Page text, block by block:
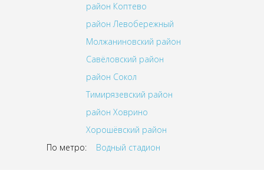
район Коптево
район Левобережный
Молжаниновский район
Савёловский район
район Сокол
Тимирязевский район
район Ховрино
Хорошёвский район
По метро:
Водный стадион